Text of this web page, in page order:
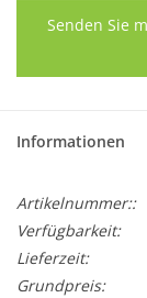
Senden Sie
Informationen
Artikelnummer::
Verfügbarkeit:
Lieferzeit:
Grundpreis: